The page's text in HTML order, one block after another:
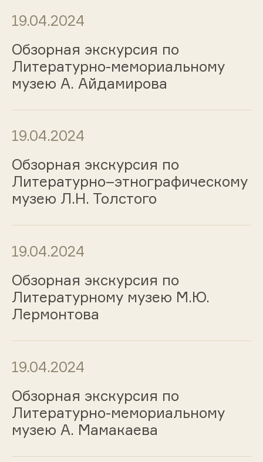
19.04.2024
Обзорная экскурсия по
Литературно-мемориальному
музею А. Айдамирова
19.04.2024
Обзорная экскурсия по
Литературно–этнографическому
музею Л.Н. Толстого
19.04.2024
Обзорная экскурсия по
Литературному музею М.Ю.
Лермонтова
19.04.2024
Обзорная экскурсия по
Литературно-мемориальному
музею А. Мамакаева